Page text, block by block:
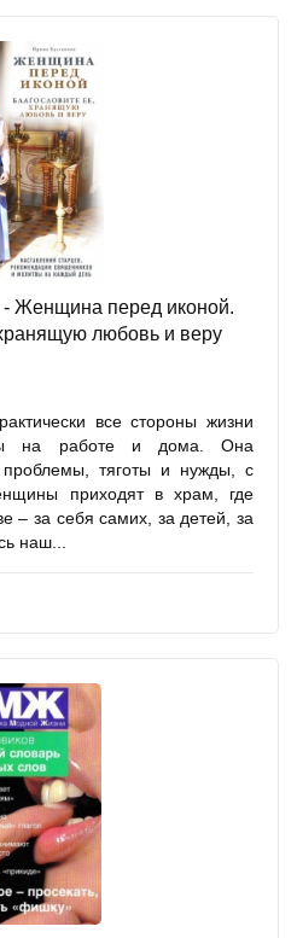
- Женщина перед иконой.
любовь и веру
все стороны жизни
на работе и дома. Она
тяготы и нужды, с
приходят в храм, где
– за себя самих, за детей, за
наш...